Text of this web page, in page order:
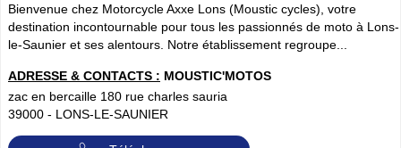
Bienvenue chez Motorcycle Axxe Lons (Moustic cycles), votre
destination incontournable pour tous les passionnés de moto à Lons-
le-Saunier et ses alentours. Notre établissement regroupe...
ADRESSE & CONTACTS : MOUSTIC'MOTOS
zac en bercaille 180 rue charles sauria
39000 - LONS-LE-SAUNIER